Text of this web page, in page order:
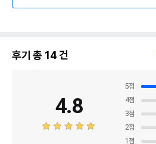
후기 총 14건
4.8
5점
4점
3점
2점
1 점